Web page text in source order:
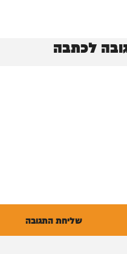
לכתבה
שליחת התגובה